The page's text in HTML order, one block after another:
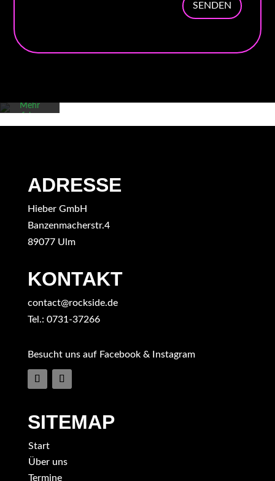
SENDEN
Laden der
Karte
akzeptieren
Mehr
erfahren
Maps immer
entsperren
ADRESSE
Hieber GmbH
Banzenmacherstr.4
89077 Ulm
KONTAKT
contact@rockside.de
Tel.: 0731-37266
Besucht uns auf Facebook & Instagram
SITEMAP
Start
Über uns
Termine